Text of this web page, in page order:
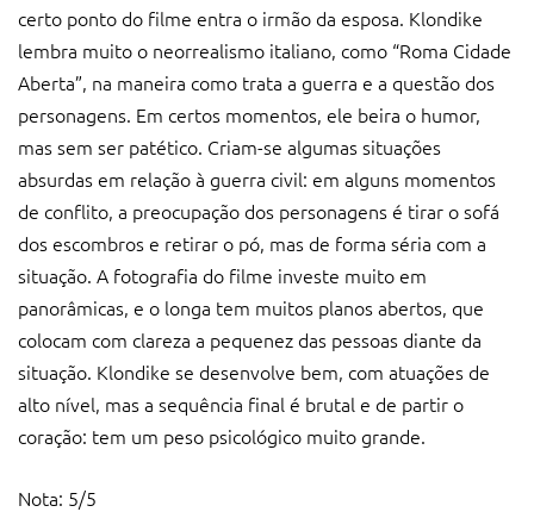
certo ponto do filme entra o irmão da esposa. Klondike
lembra muito o neorrealismo italiano, como “Roma Cidade
Aberta”, na maneira como trata a guerra e a questão dos
personagens. Em certos momentos, ele beira o humor,
mas sem ser patético. Criam-se algumas situações
absurdas em relação à guerra civil: em alguns momentos
de conflito, a preocupação dos personagens é tirar o sofá
dos escombros e retirar o pó, mas de forma séria com a
situação. A fotografia do filme investe muito em
panorâmicas, e o longa tem muitos planos abertos, que
colocam com clareza a pequenez das pessoas diante da
situação. Klondike se desenvolve bem, com atuações de
alto nível, mas a sequência final é brutal e de partir o
coração: tem um peso psicológico muito grande.
Nota: 5/5